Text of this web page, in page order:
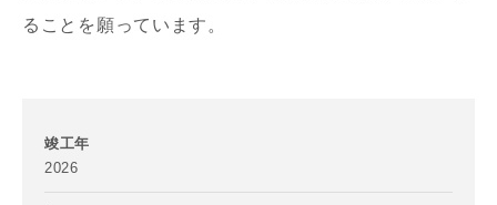
ることを願っています。
竣工年
2026